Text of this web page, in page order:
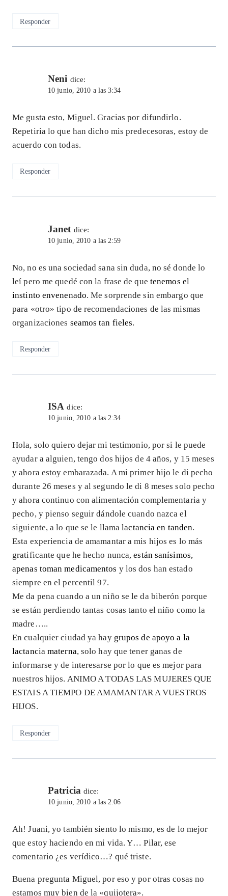
Responder
Neni dice:
10 junio, 2010 a las 3:34
Me gusta esto, Miguel. Gracias por difundirlo.
Repetiria lo que han dicho mis predecesoras, estoy de
acuerdo con todas.
Responder
Janet dice:
10 junio, 2010 a las 2:59
No, no es una sociedad sana sin duda, no sé donde lo
leí pero me quedé con la frase de que tenemos el
instinto envenenado. Me sorprende sin embargo que
para «otro» tipo de recomendaciones de las mismas
organizaciones seamos tan fieles.
Responder
ISA dice:
10 junio, 2010 a las 2:34
Hola, solo quiero dejar mi testimonio, por si le puede
ayudar a alguien, tengo dos hijos de 4 años, y 15 meses
y ahora estoy embarazada. A mi primer hijo le di pecho
durante 26 meses y al segundo le di 8 meses solo pecho
y ahora continuo con alimentación complementaria y
pecho, y pienso seguir dándole cuando nazca el
siguiente, a lo que se le llamalactancia en tanden.
Esta experiencia de amamantar a mis hijos es lo más
gratificante que he hecho nunca,están sanísimos,
apenas toman medicamentos y los dos han estado
siempre en el percentil 97.
Me da pena cuando a un niño se le da biberón porque
se están perdiendo tantas cosas tanto el niño como la
madre…..
En cualquier ciudad ya hay grupos de apoyo a la
lactancia materna, solo hay que tener ganas de
informarse y de interesarse por lo que es mejor para
nuestros hijos. ANIMO A TODAS LAS MUJERES QUE
ESTAIS A TIEMPO DE AMAMANTAR A VUESTROS
HIJOS.
Responder
Patricia dice:
10 junio, 2010 a las 2:06
Ah! Juani, yo también siento lo mismo, es de lo mejor
que estoy haciendo en mi vida. Y… Pilar, ese
comentario ¿es verídico…? qué triste.
Buena pregunta Miguel, por eso y por otras cosas no
estamos muy bien de la «quijotera».